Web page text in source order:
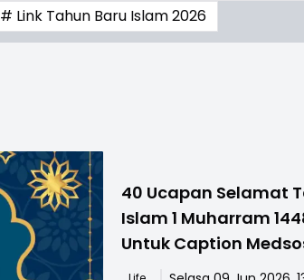
# Link Tahun Baru Islam 2026
40 Ucapan Selamat
Islam 1 Muharram
Untuk Caption